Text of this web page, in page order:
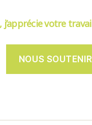
j’apprécie votre
NOUS SOUTENIR